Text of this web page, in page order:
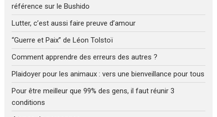
référence sur le Bushido
Lutter, c’est aussi faire preuve d’amour
“Guerre et Paix” de Léon Tolstoï
Comment apprendre des erreurs des autres ?
Plaidoyer pour les animaux : vers une bienveillance pour tous
Pour être meilleur que 99% des gens, il faut réunir 3
conditions